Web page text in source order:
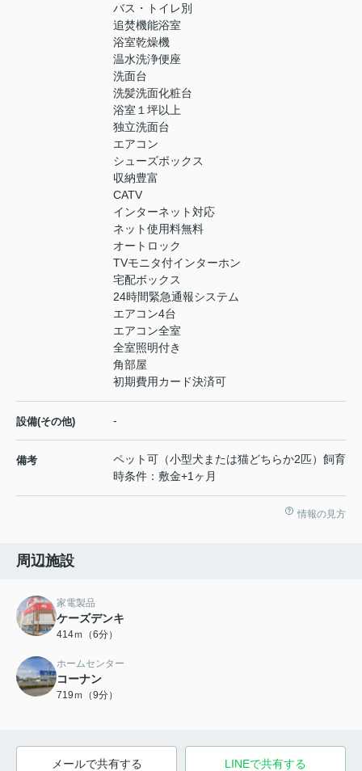
バス・トイレ別
追焚機能浴室
浴室乾燥機
温水洗浄便座
洗面台
洗髪洗面化粧台
浴室１坪以上
独立洗面台
エアコン
シューズボックス
収納豊富
CATV
インターネット対応
ネット使用料無料
オートロック
TVモニタ付インターホン
宅配ボックス
24時間緊急通報システム
エアコン4台
エアコン全室
全室照明付き
角部屋
初期費用カード決済可
設備(その他) -
備考
ペット可（小型犬または猫どちらか2匹）飼育
時条件：敷金+1ヶ月
情報の見方
周辺施設
家電製品
ケーズデンキ
414ｍ（6分）
ホームセンター
コーナン
719ｍ（9分）
メールで共有する LINEで共有する